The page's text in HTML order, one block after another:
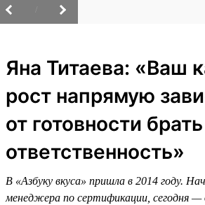
Яна Титаева: «Ваш
рост напрямую
от готовности брать
ответственность»
В «Азбуку вкуса» пришла в 2014 году.
менеджера по сертификации, сегодня —